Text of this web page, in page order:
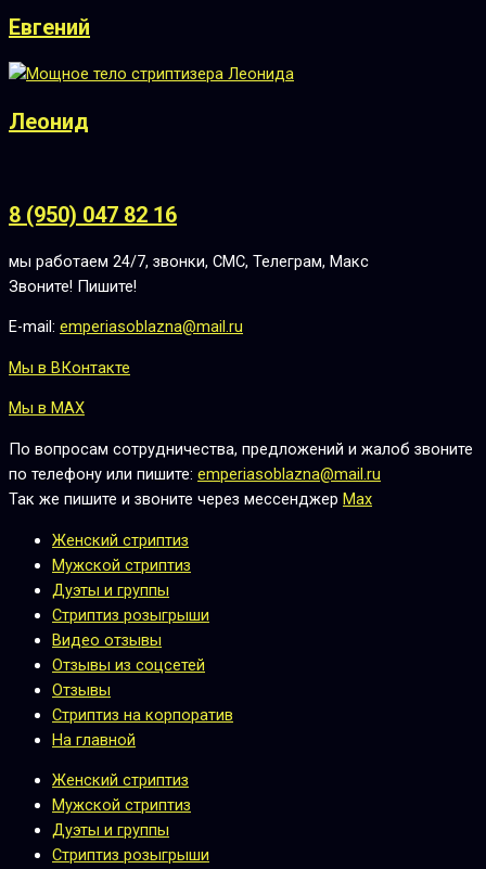
Евгений
Леонид
8 (950) 047 82 16
мы работаем 24/7, звонки, СМС, Телеграм, Макс
Звоните! Пишите!
E-mail: emperiasoblazna@mail.ru
Мы в ВКонтакте
Мы в MAX
По вопросам сотрудничества, предложений и жалоб звоните
по телефону или пишите: emperiasoblazna@mail.ru
Так же пишите и звоните через мессенджер Max
Женский стриптиз
Мужской стриптиз
Дуэты и группы
Стриптиз розыгрыши
Видео отзывы
Отзывы из соцсетей
Отзывы
Стриптиз на корпоратив
На главной
Женский стриптиз
Мужской стриптиз
Дуэты и группы
Стриптиз розыгрыши